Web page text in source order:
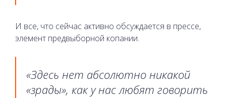
И все, что сейчас активно обсуждается в прессе,
элемент предвыборной копании.
«Здесь нет абсолютно никакой
«зрады», как у нас любят говорить